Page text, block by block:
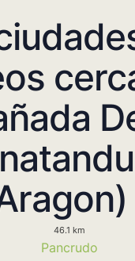
46.1 km
Pancrudo